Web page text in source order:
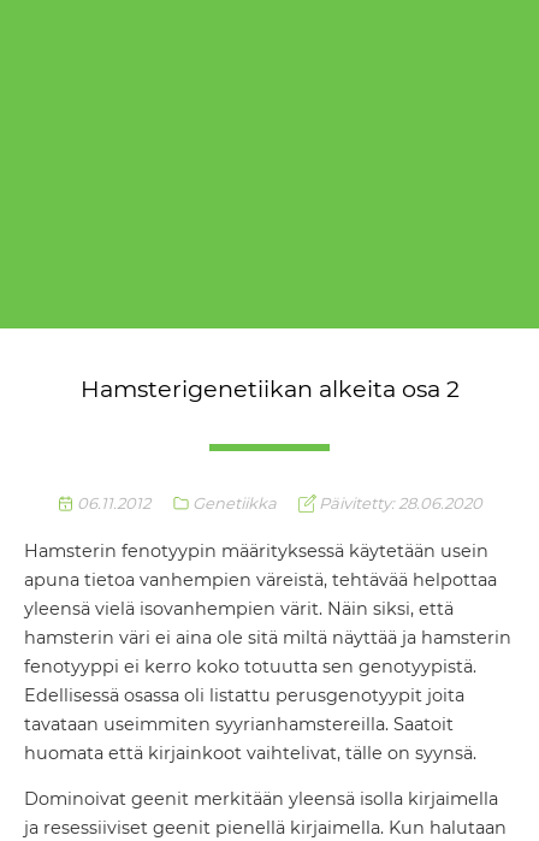
Hamsterigenetiikan alkeita osa 2
06.11.2012 Genetiikka Päivitetty: 28.06.2020
Hamsterin fenotyypin määrityksessä käytetään usein
apuna tietoa vanhempien väreistä, tehtävää helpottaa
yleensä vielä isovanhempien värit. Näin siksi, että
hamsterin väri ei aina ole sitä miltä näyttää ja hamsterin
fenotyyppi ei kerro koko totuutta sen genotyypistä.
Edellisessä osassa oli listattu perusgenotyypit joita
tavataan useimmiten syyrianhamstereilla. Saatoit
huomata että kirjainkoot vaihtelivat, tälle on syynsä.
Dominoivat geenit merkitään yleensä isolla kirjaimella
ja resessiiviset geenit pienellä kirjaimella. Kun halutaan